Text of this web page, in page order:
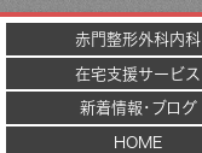
赤門整形外科内科
在宅支援サービス
新着情報･ブログ
HOME